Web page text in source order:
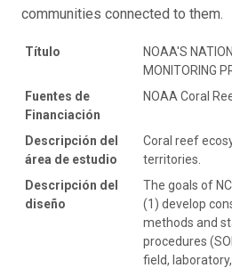
communities connected to them.
Título
NOAA'S
MONITORING
Fuentes de
Financiación
NOAA Coral
Descripción del
área de estudio
Coral reef
territories.
Descripción del
diseño
The goals of
(1) develop
methods and
procedures
field,